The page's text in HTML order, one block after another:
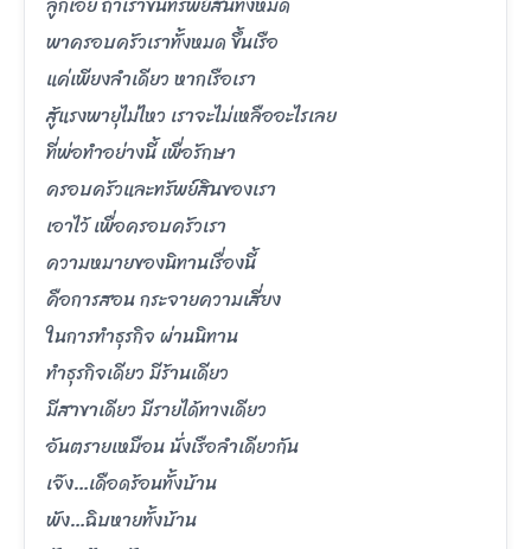
พาครอบครัวเราทั้งหมด ขึ้นเรือ
แค่เพียงลำเดียว หากเรือเรา
สู้แรงพายุไม่ไหว เราจะไม่เหลืออะไรเลย
ที่พ่อทำอย่างนี้ เพื่อรักษา
ครอบครัวและทรัพย์สินของเรา
เอาไว้ เพื่อครอบครัวเรา
ความหมายของนิทานเรื่องนี้
คือการสอน กระจายความเสี่ยง
ในการทำธุรกิจ ผ่านนิทาน
ทำธุรกิจเดียว มีร้านเดียว
มีสาขาเดียว มีรายได้ทางเดียว
อันตรายเหมือน นั่งเรือลำเดียวกัน
เจ๊ง…เดือดร้อนทั้งบ้าน
พัง…ฉิบหายทั้งบ้าน